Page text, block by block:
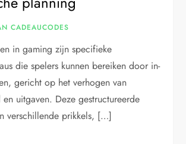
CADEAUCODES
in gaming zijn specifieke
die spelers kunnen bereiken door in-
gericht op het verhogen van
uitgaven. Deze gestructureerde
verschillende prikkels, […]